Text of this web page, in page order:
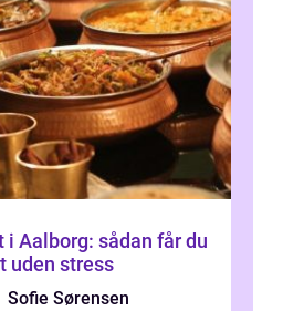
i Aalborg: sådan får du
uden stress
Sofie Sørensen